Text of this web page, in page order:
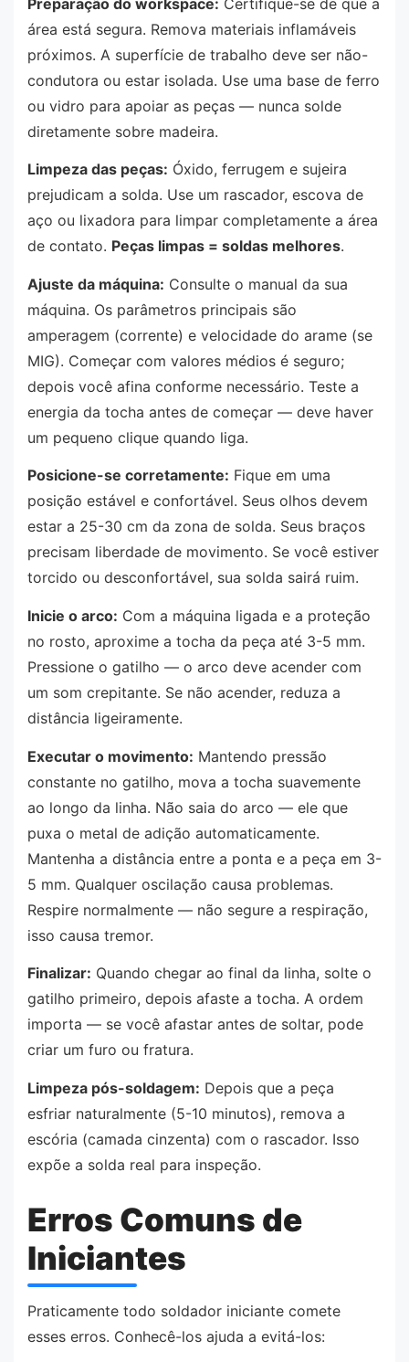
área está segura. Remova materiais inflamáveis
próximos. A superfície de trabalho deve ser não-
condutora ou estar isolada. Use uma base de ferro
ou vidro para apoiar as peças — nunca solde
diretamente sobre madeira.
Limpeza das peças: Óxido, ferrugem e sujeira
prejudicam a solda. Use um rascador, escova de
aço ou lixadora para limpar completamente a área
de contato. Peças limpas = soldas melhores.
Ajuste da máquina: Consulte o manual da sua
máquina. Os parâmetros principais são
amperagem (corrente) e velocidade do arame (se
MIG). Começar com valores médios é seguro;
depois você afina conforme necessário. Teste a
energia da tocha antes de começar — deve haver
um pequeno clique quando liga.
Posicione-se corretamente: Fique em uma
posição estável e confortável. Seus olhos devem
estar a 25-30 cm da zona de solda. Seus braços
precisam liberdade de movimento. Se você estiver
torcido ou desconfortável, sua solda sairá ruim.
Inicie o arco: Com a máquina ligada e a proteção
no rosto, aproxime a tocha da peça até 3-5 mm.
Pressione o gatilho — o arco deve acender com
um som crepitante. Se não acender, reduza a
distância ligeiramente.
Executar o movimento: Mantendo pressão
constante no gatilho, mova a tocha suavemente
ao longo da linha. Não saia do arco — ele que
puxa o metal de adição automaticamente.
Mantenha a distância entre a ponta e a peça em 3-
5 mm. Qualquer oscilação causa problemas.
Respire normalmente — não segure a respiração,
isso causa tremor.
Finalizar: Quando chegar ao final da linha, solte o
gatilho primeiro, depois afaste a tocha. A ordem
importa — se você afastar antes de soltar, pode
criar um furo ou fratura.
Limpeza pós-soldagem: Depois que a peça
esfriar naturalmente (5-10 minutos), remova a
escória (camada cinzenta) com o rascador. Isso
expõe a solda real para inspeção.
Erros Comuns de
Iniciantes
Praticamente todo soldador iniciante comete
esses erros. Conhecê-los ajuda a evitá-los: